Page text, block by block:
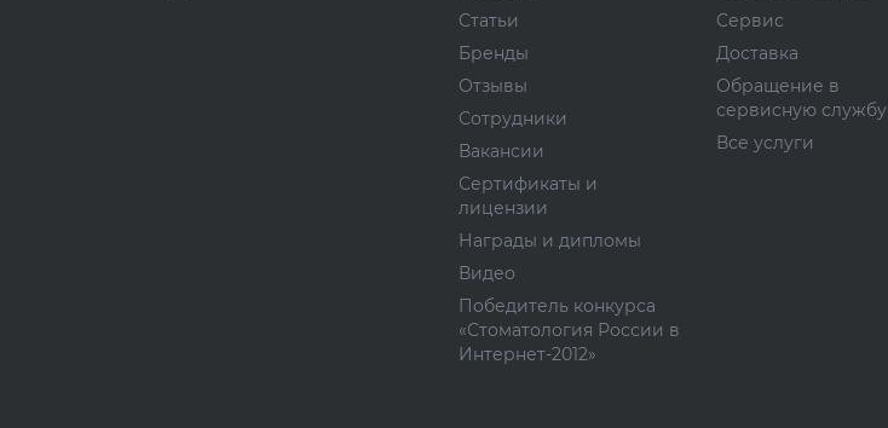
Статьи
Бренды
Отзывы
Сотрудники
Вакансии
Сертификаты и
лицензии
Награды и дипломы
Видео
Победитель конкурса
«Стоматология России в
Интернет-2012»
Сервис
Доставка
Обращение в
сервисную службу
Все услуги